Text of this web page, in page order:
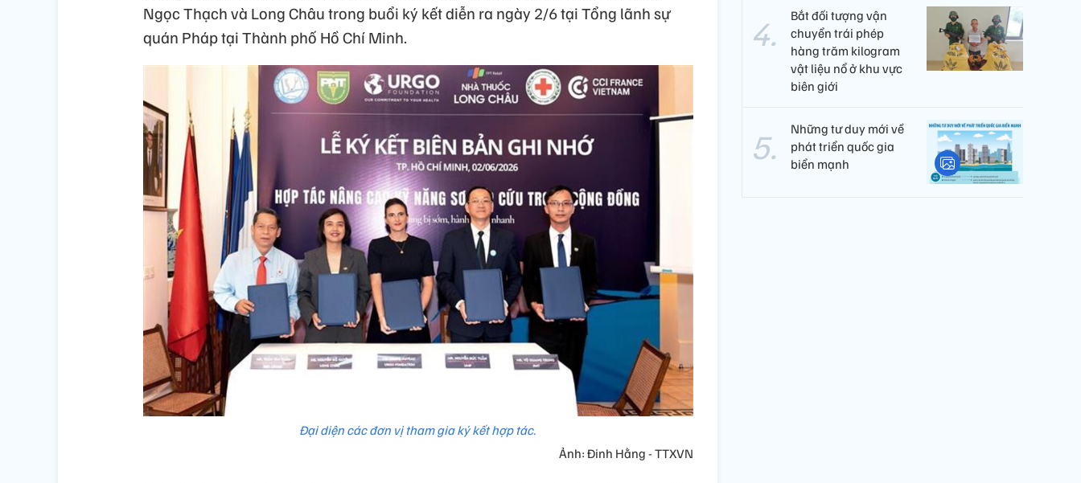
Ngọc Thạch và Long Châu trong buổi ký kết diễn ra ngày 2/6 tại Tổng lãnh sự
quán Pháp tại Thành phố Hồ Chí Minh.
Đại diện các đơn vị tham gia ký kết hợp tác.
Ảnh: Đinh Hằng - TTXVN
Bắt đối tượng vận
chuyển trái phép
hàng trăm kilogram
vật liệu nổ ở khu vực
biên giới
Những tư duy mới về
phát triển quốc gia
biển mạnh